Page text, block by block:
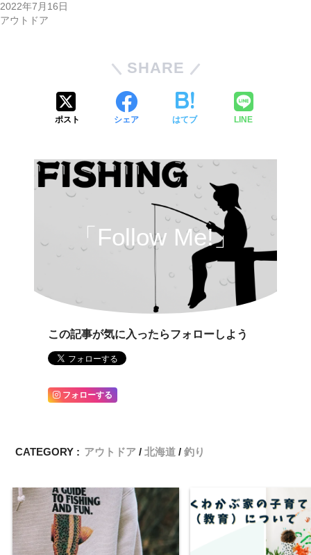
2022年7月16日
アウトドア
SHARE
ポスト シェア はてブ LINE
「Follow Me!」
この記事が気に入ったらフォローしよう
フォローする
CATEGORY : アウトドア 北海道 釣り